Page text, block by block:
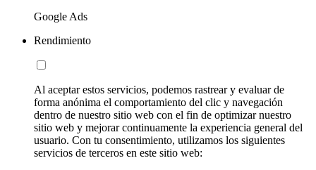
Google Ads
Rendimiento
Al aceptar estos servicios, podemos rastrear y evaluar de
forma anónima el comportamiento del clic y navegación
dentro de nuestro sitio web con el fin de optimizar nuestro
sitio web y mejorar continuamente la experiencia general del
usuario. Con tu consentimiento, utilizamos los siguientes
servicios de terceros en este sitio web: